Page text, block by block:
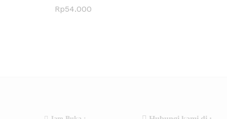
Rp54.000
Rp54.000